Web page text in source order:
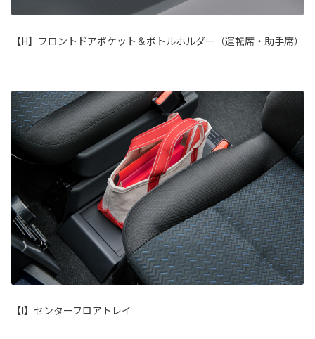
【H】フロントドアポケット＆ボトルホルダー（運転席・助手席）
【I】センターフロアトレイ